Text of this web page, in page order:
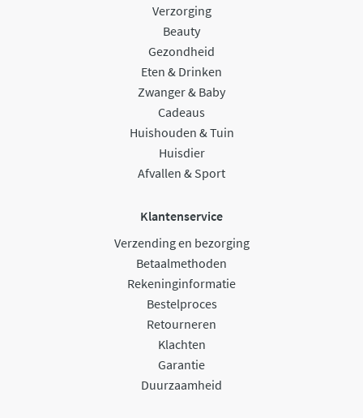
Verzorging
Beauty
Gezondheid
Eten & Drinken
Zwanger & Baby
Cadeaus
Huishouden & Tuin
Huisdier
Afvallen & Sport
Klantenservice
Verzending en bezorging
Betaalmethoden
Rekeninginformatie
Bestelproces
Retourneren
Klachten
Garantie
Duurzaamheid